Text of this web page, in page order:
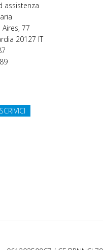
assistenza
77
20127 IT
SCRIVICI